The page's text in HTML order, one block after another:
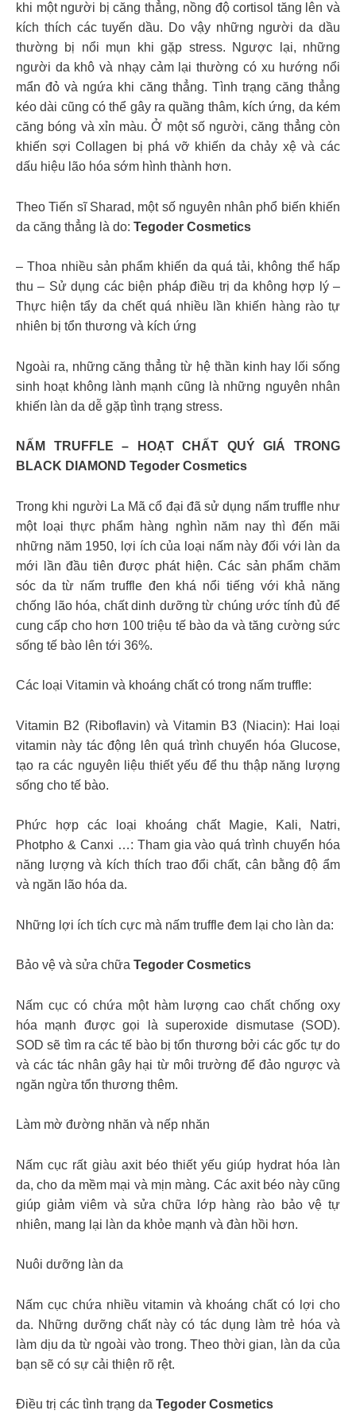
khi một người bị căng thẳng, nồng độ cortisol tăng lên và
kích thích các tuyến dầu. Do vậy những người da dầu
thường bị nổi mụn khi gặp stress. Ngược lại, những
người da khô và nhạy cảm lại thường có xu hướng nổi
mẩn đỏ và ngứa khi căng thẳng. Tình trạng căng thẳng
kéo dài cũng có thể gây ra quầng thâm, kích ứng, da kém
căng bóng và xỉn màu. Ở một số người, căng thẳng còn
khiến sợi Collagen bị phá vỡ khiến da chảy xệ và các
dấu hiệu lão hóa sớm hình thành hơn.
Theo Tiến sĩ Sharad, một số nguyên nhân phổ biến khiến
da căng thẳng là do: Tegoder Cosmetics
– Thoa nhiều sản phẩm khiến da quá tải, không thể hấp
thu – Sử dụng các biện pháp điều trị da không hợp lý –
Thực hiện tẩy da chết quá nhiều lần khiến hàng rào tự
nhiên bị tổn thương và kích ứng
Ngoài ra, những căng thẳng từ hệ thần kinh hay lối sống
sinh hoạt không lành mạnh cũng là những nguyên nhân
khiến làn da dễ gặp tình trạng stress.
NẤM TRUFFLE – HOẠT CHẤT QUÝ GIÁ TRONG
BLACK DIAMOND Tegoder Cosmetics
Trong khi người La Mã cổ đại đã sử dụng nấm truffle như
một loại thực phẩm hàng nghìn năm nay thì đến mãi
những năm 1950, lợi ích của loại nấm này đối với làn da
mới lần đầu tiên được phát hiện. Các sản phẩm chăm
sóc da từ nấm truffle đen khá nổi tiếng với khả năng
chống lão hóa, chất dinh dưỡng từ chúng ước tính đủ để
cung cấp cho hơn 100 triệu tế bào da và tăng cường sức
sống tế bào lên tới 36%.
Các loại Vitamin và khoáng chất có trong nấm truffle:
Vitamin B2 (Riboflavin) và Vitamin B3 (Niacin): Hai loại
vitamin này tác động lên quá trình chuyển hóa Glucose,
tạo ra các nguyên liệu thiết yếu để thu thập năng lượng
sống cho tế bào.
Phức hợp các loại khoáng chất Magie, Kali, Natri,
Photpho & Canxi …: Tham gia vào quá trình chuyển hóa
năng lượng và kích thích trao đổi chất, cân bằng độ ẩm
và ngăn lão hóa da.
Những lợi ích tích cực mà nấm truffle đem lại cho làn da:
Bảo vệ và sửa chữa Tegoder Cosmetics
Nấm cục có chứa một hàm lượng cao chất chống oxy
hóa mạnh được gọi là superoxide dismutase (SOD).
SOD sẽ tìm ra các tế bào bị tổn thương bởi các gốc tự do
và các tác nhân gây hại từ môi trường để đảo ngược và
ngăn ngừa tổn thương thêm.
Làm mờ đường nhăn và nếp nhăn
Nấm cục rất giàu axit béo thiết yếu giúp hydrat hóa làn
da, cho da mềm mại và mịn màng. Các axit béo này cũng
giúp giảm viêm và sửa chữa lớp hàng rào bảo vệ tự
nhiên, mang lại làn da khỏe mạnh và đàn hồi hơn.
Nuôi dưỡng làn da
Nấm cục chứa nhiều vitamin và khoáng chất có lợi cho
da. Những dưỡng chất này có tác dụng làm trẻ hóa và
làm dịu da từ ngoài vào trong. Theo thời gian, làn da của
bạn sẽ có sự cải thiện rõ rệt.
Điều trị các tình trạng da Tegoder Cosmetics